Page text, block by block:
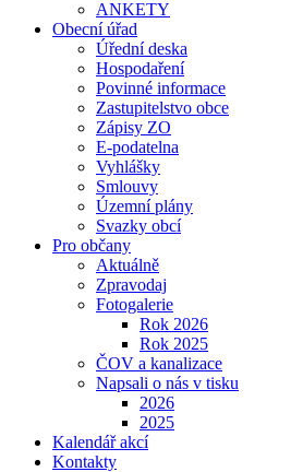
ANKETY
Obecní úřad
Úřední deska
Hospodaření
Povinné informace
Zastupitelstvo obce
Zápisy ZO
E-podatelna
Vyhlášky
Smlouvy
Územní plány
Svazky obcí
Pro občany
Aktuálně
Zpravodaj
Fotogalerie
Rok 2026
Rok 2025
ČOV a kanalizace
Napsali o nás v tisku
2026
2025
Kalendář akcí
Kontakty